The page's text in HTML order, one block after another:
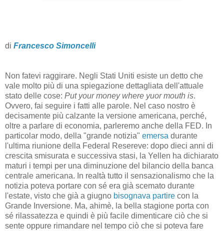
di Francesco Simoncelli
Non fatevi raggirare. Negli Stati Uniti esiste un detto che
vale molto più di una spiegazione dettagliata dell'attuale
stato delle cose: Put your money where yuor mouth is.
Ovvero, fai seguire i fatti alle parole. Nel caso nostro è
decisamente più calzante la versione americana, perché,
oltre a parlare di economia, parleremo anche della FED. In
particolar modo, della "grande notizia" emersa durante
l'ultima riunione della Federal Resereve: dopo dieci anni di
crescita smisurata e successiva stasi, la Yellen ha dichiarato
maturi i tempi per una diminuzione del bilancio della banca
centrale americana. In realtà tutto il sensazionalismo che la
notizia poteva portare con sé era già scemato durante
l'estate, visto che già a giugno bisognava partire con la
Grande Inversione. Ma, ahimè, la bella stagione porta con
sé rilassatezza e quindi è più facile dimenticare ciò che si
sente oppure rimandare nel tempo ciò che si poteva fare